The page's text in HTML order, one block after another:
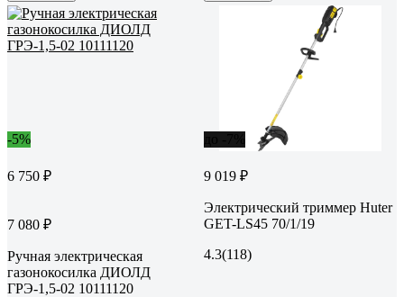
-5%
6 750 ₽
7 080 ₽
Ручная электрическая
газонокосилка ДИОЛД
ГРЭ-1,5-02 10111120
9 019 ₽
Электрический триммер Huter
GET-LS45 70/1/19
4.3(118)